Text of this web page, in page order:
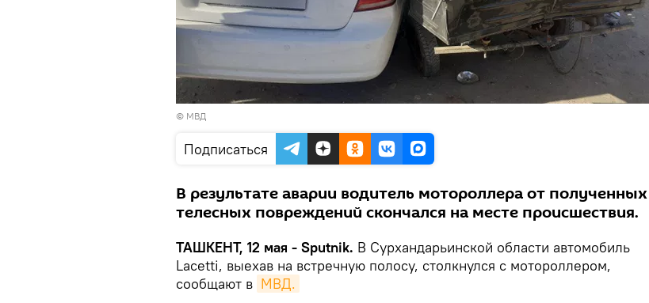
© МВД
Подписаться
В результате аварии водитель мотороллера от полученных
телесных повреждений скончался на месте происшествия.
ТАШКЕНТ, 12 мая - Sputnik. В Сурхандарьинской области автомобиль
Lacetti, выехав на встречную полосу, столкнулся с мотороллером,
сообщают в МВД.